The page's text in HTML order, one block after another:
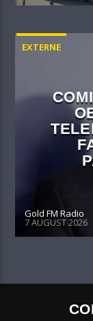
EXTERNE
Gold FM Radio
7 AUGUST 2026